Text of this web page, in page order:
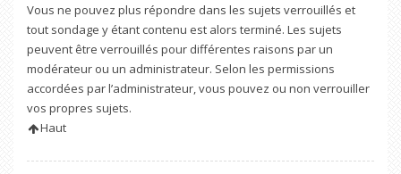
Vous ne pouvez plus répondre dans les sujets verrouillés et
tout sondage y étant contenu est alors terminé. Les sujets
peuvent être verrouillés pour différentes raisons par un
modérateur ou un administrateur. Selon les permissions
accordées par l’administrateur, vous pouvez ou non verrouiller
vos propres sujets.
Haut